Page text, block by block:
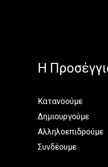
H
Κατανοούμε
Δημιουργούμε
Αλληλοεπιδρούμε
Συνδέουμε